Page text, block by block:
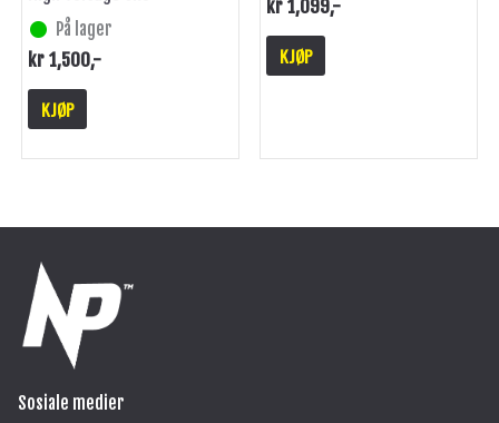
På lager
kr1,500,-
KJØP
kr1,099,-
KJØP
Sosiale medier